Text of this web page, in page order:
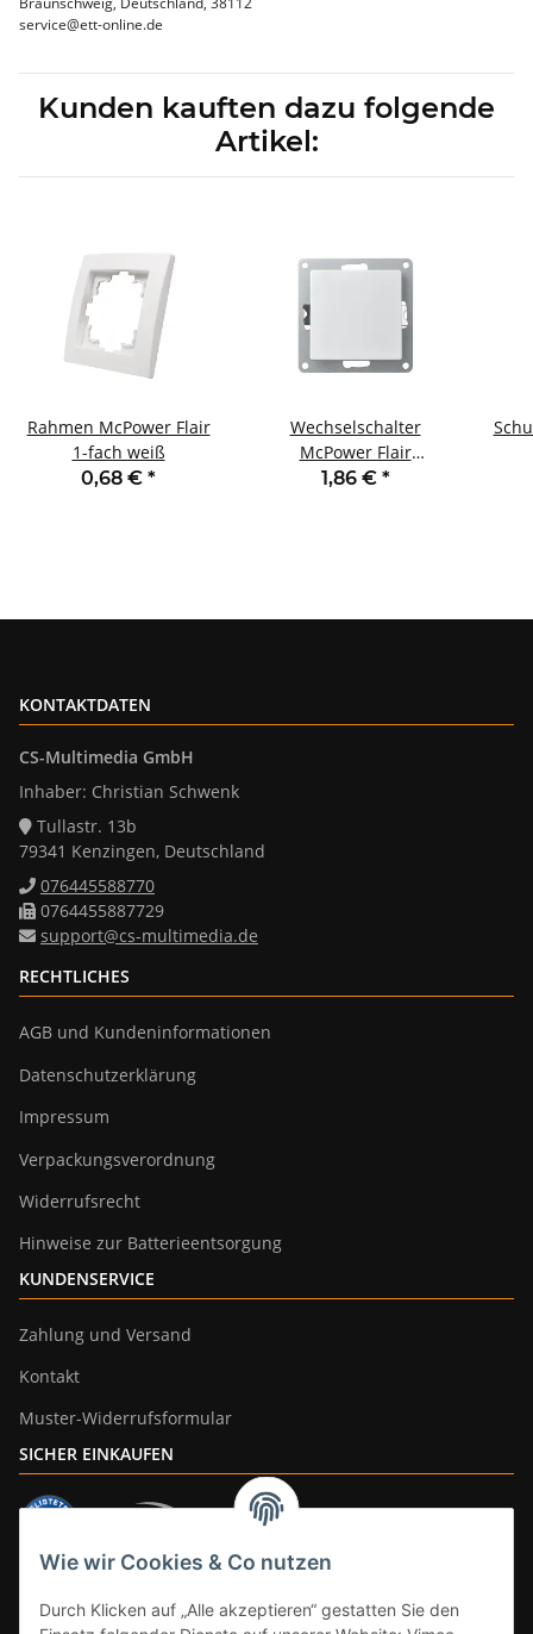
Wie wir Cookies & Co nutzen
Durch Klicken auf „Alle akzeptieren“ gestatten Sie den
service@ett-online.de
Kunden kauften dazu folgende
Artikel:
Rahmen McPower Flair
1-fach weiß
0,68 € *
Wechselschalter
McPower Flair
250V~/10A UP weiß
1,86 € *
KONTAKTDATEN
CS-Multimedia GmbH
Inhaber: Christian Schwenk
Tullastr. 13b
79341 Kenzingen, Deutschland
076445588770
0764455887729
support@cs-multimedia.de
RECHTLICHES
AGB und Kundeninformationen
Datenschutzerklärung
Impressum
Verpackungsverordnung
Widerrufsrecht
Hinweise zur Batterieentsorgung
KUNDENSERVICE
Zahlung und Versand
Kontakt
Muster-Widerrufsformular
SICHER EINKAUFEN